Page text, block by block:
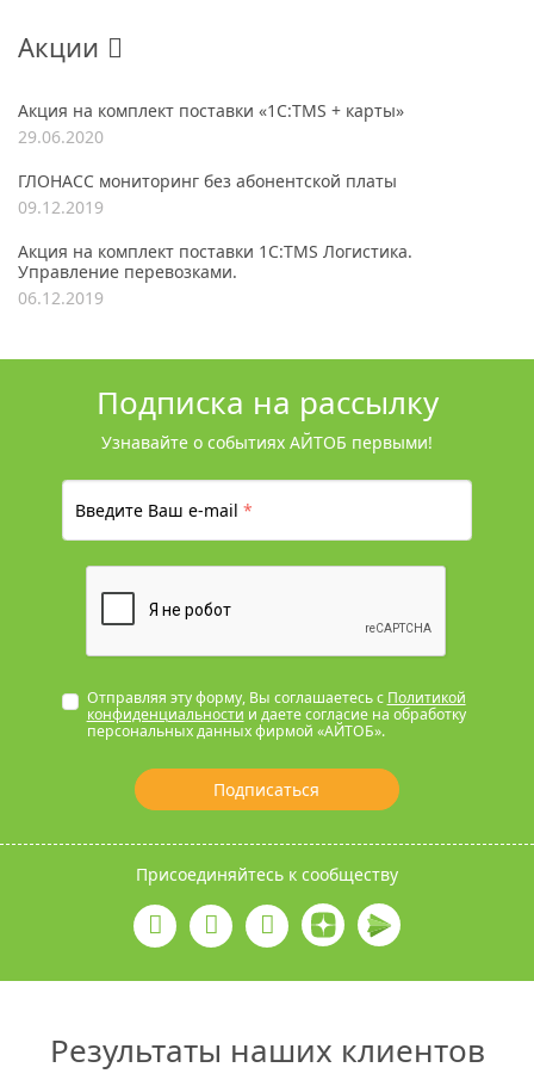
Акции
Акция на комплект поставки «1С:TMS + карты»
29.06.2020
ГЛОНАСС мониторинг без абонентской платы
09.12.2019
Акция на комплект поставки 1С:TMS Логистика.
Управление перевозками.
06.12.2019
Подписка на рассылку
Узнавайте о событиях АЙТОБ первыми!
Введите Ваш e-mail*
Отправляя эту форму, Вы соглашаетесь с Политикой
конфиденциальности и даете согласие на обработку
персональных данных фирмой «АЙТОБ».
Подписаться
Присоединяйтесь к сообществу
Результаты наших клиентов